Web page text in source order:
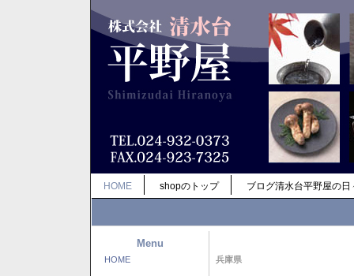
HOME shopのトップ ブログ清水台平野屋の日
Menu
HOME 兵庫県